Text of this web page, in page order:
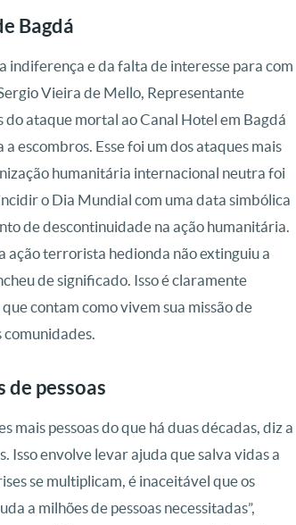
Bagdá
indiferença e da falta de interesse para com
Vieira de Mello, Representante
do ataque mortal ao Canal Hotel em Bagdá
escombros. Esse foi um dos ataques mais
humanitária internacional neutra foi
o Dia Mundial com uma data simbólica
de descontinuidade na ação humanitária.
ação terrorista hedionda não extinguiu a
de significado. Isso é claramente
contam como vivem sua missão de
pessoas
mais pessoas do que há duas décadas, diz a
envolve levar ajuda que salva vidas a
se multiplicam, é inaceitável que os
a milhões de pessoas necessitadas”,